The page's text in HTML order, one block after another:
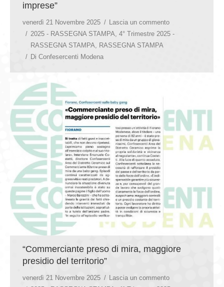
imprese”
venerdì 21 Novembre 2025
Lascia un commento
2025 - RASSEGNA STAMPA, 4° Trimestre 2025 -
RASSEGNA STAMPA, RASSEGNA STAMPA
Di Confesercenti Modena
“Commerciante preso di mira, maggiore
presidio del territorio”
venerdì 21 Novembre 2025
Lascia un commento